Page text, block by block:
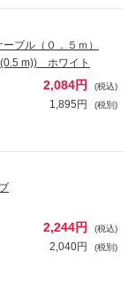
ブル（０．５ｍ）
(0.5 m)) ホワイト
2,084円 (税込)
1,895円 (税別)
2,244円 (税込)
2,040円 (税別)